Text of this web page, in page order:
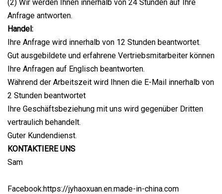
(2) Wir werden Ihnen innerhalb von 24 Stunden auf Ihre
Anfrage antworten.
Handel:
Ihre Anfrage wird innerhalb von 12 Stunden beantwortet.
Gut ausgebildete und erfahrene Vertriebsmitarbeiter können
Ihre Anfragen auf Englisch beantworten.
Während der Arbeitszeit wird Ihnen die E-Mail innerhalb von
2 Stunden beantwortet
Ihre Geschäftsbeziehung mit uns wird gegenüber Dritten
vertraulich behandelt.
Guter Kundendienst.
KONTAKTIERE UNS
Sam
Facebook:https://jyhaoxuan.en.made-in-china.com